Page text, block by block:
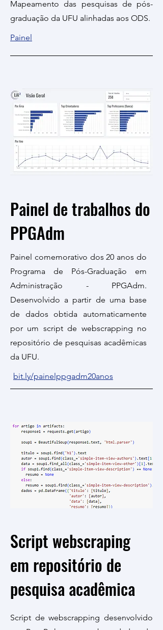
Mapeamento das pesquisas de pós-
graduação da UFU alinhadas aos ODS.
Painel
Painel de trabalhos do
PPGAdm
Painel comemorativo dos 20 anos do
Programa de Pós-Graduação em
Administração - PPGAdm.
Desenvolvido a partir de uma base
de dados obtida automaticamente
por um script de webscrapping no
repositório de pesquisas acadêmicas
da UFU.
bit.ly/painelppgadm20anos
Script webscraping
em repositório de
pesquisa acadêmica
Script de webscrapping desenvolvido